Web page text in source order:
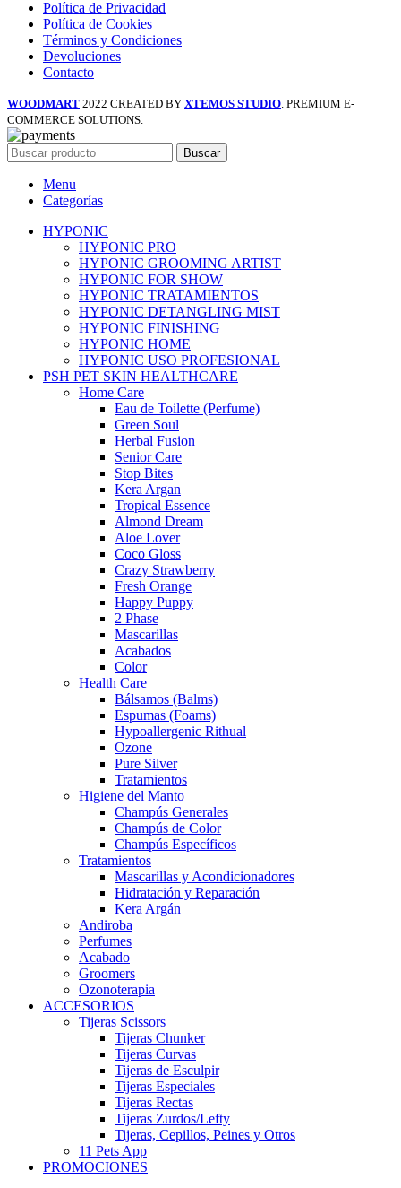
Política de Privacidad
Política de Cookies
Términos y Condiciones
Devoluciones
Contacto
WOODMART 2022 CREATED BY XTEMOS STUDIO . PREMIUM E-
COMMERCE SOLUTIONS.
Buscar
Menu
Categorías
HYPONIC
HYPONIC PRO
HYPONIC GROOMING ARTIST
HYPONIC FOR SHOW
HYPONIC TRATAMIENTOS
HYPONIC DETANGLING MIST
HYPONIC FINISHING
HYPONIC HOME
HYPONIC USO PROFESIONAL
PSH PET SKIN HEALTHCARE
Home Care
Eau de Toilette (Perfume)
Green Soul
Herbal Fusion
Senior Care
Stop Bites
Kera Argan
Tropical Essence
Almond Dream
Aloe Lover
Coco Gloss
Crazy Strawberry
Fresh Orange
Happy Puppy
2 Phase
Mascarillas
Acabados
Color
Health Care
Bálsamos (Balms)
Espumas (Foams)
Hypoallergenic Rithual
Ozone
Pure Silver
Tratamientos
Higiene del Manto
Champús Generales
Champús de Color
Champús Específicos
Tratamientos
Mascarillas y Acondicionadores
Hidratación y Reparación
Kera Argán
Andiroba
Perfumes
Acabado
Groomers
Ozonoterapia
ACCESORIOS
Tijeras Scissors
Tijeras Chunker
Tijeras Curvas
Tijeras de Esculpir
Tijeras Especiales
Tijeras Rectas
Tijeras Zurdos/Lefty
Tijeras, Cepillos, Peines y Otros
11 Pets App
PROMOCIONES